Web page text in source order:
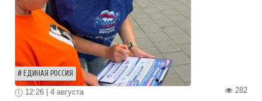
ЕДИНАЯ РОССИЯ
282
12:26 | 4 августа